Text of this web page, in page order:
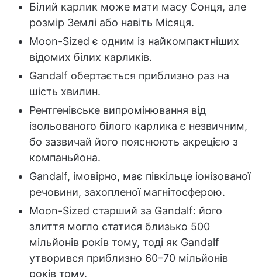
Білий карлик може мати масу Сонця, але
розмір Землі або навіть Місяця.
Moon-Sized є одним із найкомпактніших
відомих білих карликів.
Gandalf обертається приблизно раз на
шість хвилин.
Рентгенівське випромінювання від
ізольованого білого карлика є незвичним,
бо зазвичай його пояснюють акрецією з
компаньйона.
Gandalf, імовірно, має півкільце іонізованої
речовини, захопленої магнітосферою.
Moon-Sized старший за Gandalf: його
злиття могло статися близько 500
мільйонів років тому, тоді як Gandalf
утворився приблизно 60–70 мільйонів
років тому.